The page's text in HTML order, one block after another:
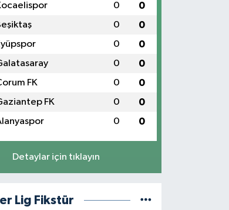
0 0
0 0
0 0
0 0
FK 0 0
FK 0 0
0 0
Detaylar için tıklayın
Lig Fikstür